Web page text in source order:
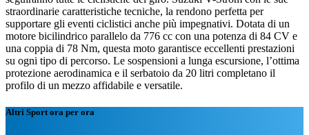
straordinarie caratteristiche tecniche, la rendono perfetta per
supportare gli eventi ciclistici anche più impegnativi. Dotata di un
motore bicilindrico parallelo da 776 cc con una potenza di 84 CV e
una coppia di 78 Nm, questa moto garantisce eccellenti prestazioni
su ogni tipo di percorso. Le sospensioni a lunga escursione, l’ottima
protezione aerodinamica e il serbatoio da 20 litri completano il
profilo di un mezzo affidabile e versatile.
Altri Sport ora per ora